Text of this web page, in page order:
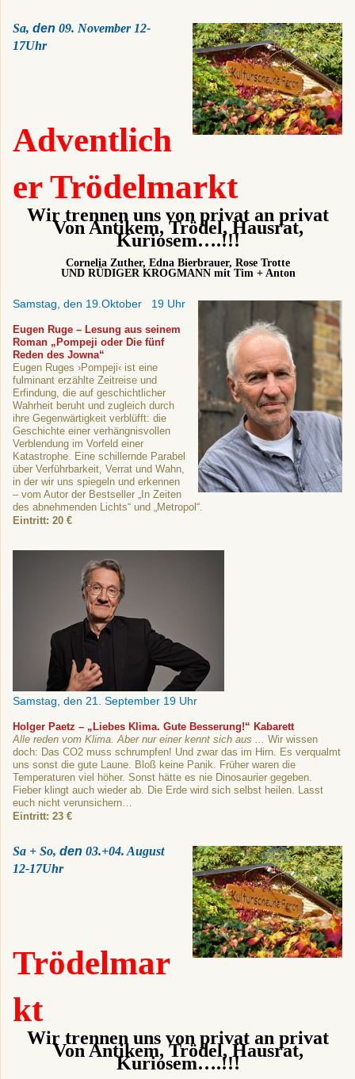
Sa, den 09. November 12-
17Uhr
Adventlich
er Trödelmarkt
Wir trennen uns von privat an privat
Von Antikem, Trödel, Hausrat,
Kuriosem….!!!
Cornelia Zuther, Edna Bierbrauer, Rose Trotte
UND RÜDIGER KROGMANN mit Tim + Anton
Samstag, den 19.Oktober 19 Uhr
Eugen Ruge – Lesung aus seinem
Roman „Pompeji oder Die fünf
Reden des Jowna“
Eugen Ruges ›Pompeji‹ ist eine
fulminant erzählte Zeitreise und
Erfindung, die auf geschichtlicher
Wahrheit beruht und zugleich durch
ihre Gegenwärtigkeit verblüfft: die
Geschichte einer verhängnisvollen
Verblendung im Vorfeld einer
Katastrophe. Eine schillernde Parabel
über Verführbarkeit, Verrat und Wahn,
in der wir uns spiegeln und erkennen
– vom Autor der Bestseller „In Zeiten
des abnehmenden Lichts“ und „Metropol“.
Eintritt: 20 €
Samstag, den 21. September 19 Uhr
Holger Paetz – „Liebes Klima. Gute Besserung!“ Kabarett
Alle reden vom Klima. Aber nur einer kennt sich aus ... Wir wissen
doch: Das CO2 muss schrumpfen! Und zwar das im Hirn. Es verqualmt
uns sonst die gute Laune. Bloß keine Panik. Früher waren die
Temperaturen viel höher. Sonst hätte es nie Dinosaurier gegeben.
Fieber klingt auch wieder ab. Die Erde wird sich selbst heilen. Lasst
euch nicht verunsichern…
Eintritt: 23 €
Sa + So, den 03.+04. August
12-17Uhr
Trödelmar
kt
Wir trennen uns von privat an privat
Von Antikem, Trödel, Hausrat,
Kuriosem….!!!